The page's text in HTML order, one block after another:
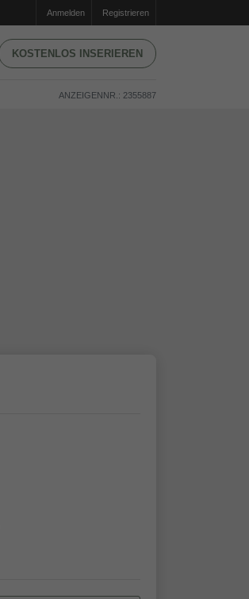
Anmelden Registrieren
KOSTENLOS INSERIEREN
ANZEIGENNR.: 2355887